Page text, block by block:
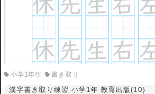
小学1年生 書き取り
漢字書き取り練習 小学1年 教育出版(10)